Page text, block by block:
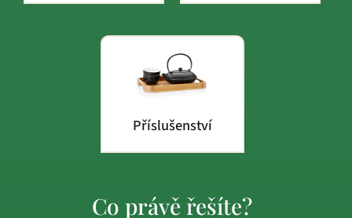
Příslušenství
Co právě řešíte?